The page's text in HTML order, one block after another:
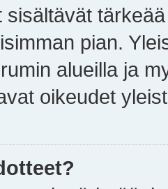
sisältävät
pian.
alueilla ja
oikeudet